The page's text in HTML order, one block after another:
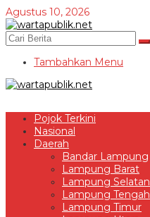
Lewati
ke
konten
Agustus 10, 2026
Tambahkan Menu
Pojok Terkini
Nasional
Daerah
Bandar Lampung
Lampung Barat
Lampung Selatan
Lampung Tengah
Lampung Timur